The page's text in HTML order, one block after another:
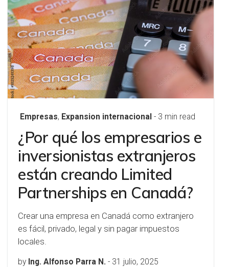
Empresas, Expansion internacional - 3 min read
¿Por qué los empresarios e
inversionistas extranjeros
están creando Limited
Partnerships en Canadá?
Crear una empresa en Canadá como extranjero
es fácil, privado, legal y sin pagar impuestos
locales.
by Ing. Alfonso Parra N. - 31 julio, 2025